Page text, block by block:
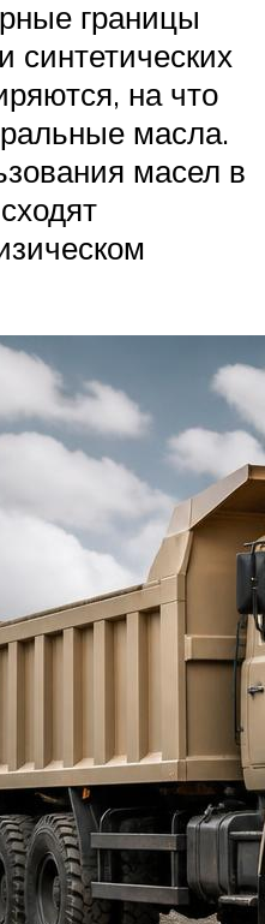
границы
синтетических
на что
масла.
масел в